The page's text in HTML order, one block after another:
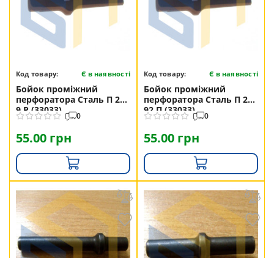
Код товару: Є в наявності
Бойок проміжний
перфоратора Сталь П 26-
9 Р (33033)
0
55.00 грн
Код товару: Є в наявності
Бойок проміжний
перфоратора Сталь П 26-
92 П (33033)
0
55.00 грн